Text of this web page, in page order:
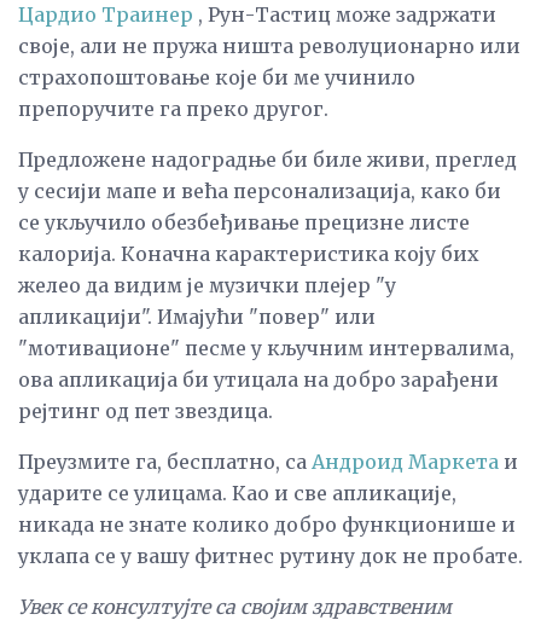
Цардио Траинер , Рун-Тастиц може задржати
своје, али не пружа ништа револуционарно или
страхопоштовање које би ме учинило
препоручите га преко другог.
Предложене надоградње би биле живи, преглед
у сесији мапе и већа персонализација, како би
се укључило обезбеђивање прецизне листе
калорија. Коначна карактеристика коју бих
желео да видим је музички плејер "у
апликацији". Имајући "повер" или
"мотивационе" песме у кључним интервалима,
ова апликација би утицала на добро зарађени
рејтинг од пет звездица.
Преузмите га, бесплатно, са Андроид Маркета и
ударите се улицама. Као и све апликације,
никада не знате колико добро функционише и
уклапа се у вашу фитнес рутину док не пробате.
Увек се консултујте са својим здравственим